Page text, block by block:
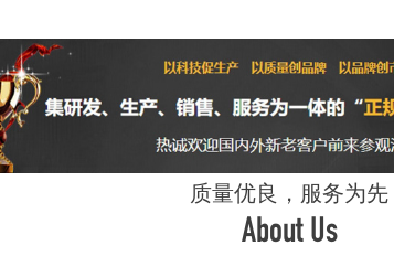
质量优良，服务为先
About Us